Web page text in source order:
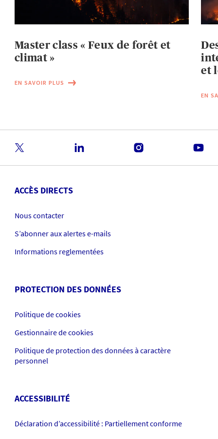
Master class « Feux de forêt et
climat »
EN SAVOIR PLUS
et
EN
ACCÈS DIRECTS
Nous contacter
S’abonner aux alertes e-mails
Informations reglementées
PROTECTION DES DONNÉES
Politique de cookies
Gestionnaire de cookies
Politique de protection des données à caractère
personnel
ACCESSIBILITÉ
Déclaration d’accessibilité : Partiellement conforme